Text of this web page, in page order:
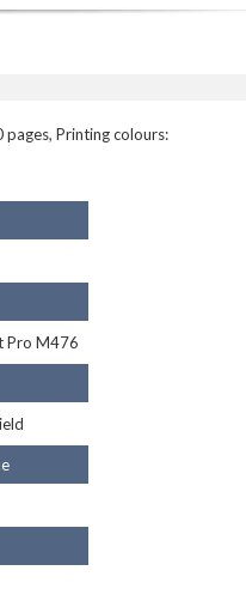
Printing colours:
Pro M476